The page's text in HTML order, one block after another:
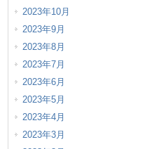
2023年10月
2023年9月
2023年8月
2023年7月
2023年6月
2023年5月
2023年4月
2023年3月